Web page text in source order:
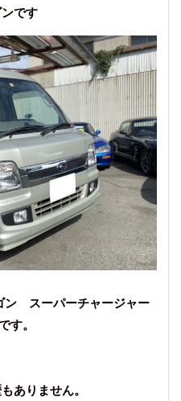
です
ン スーパーチャージャー
す。
ありません。